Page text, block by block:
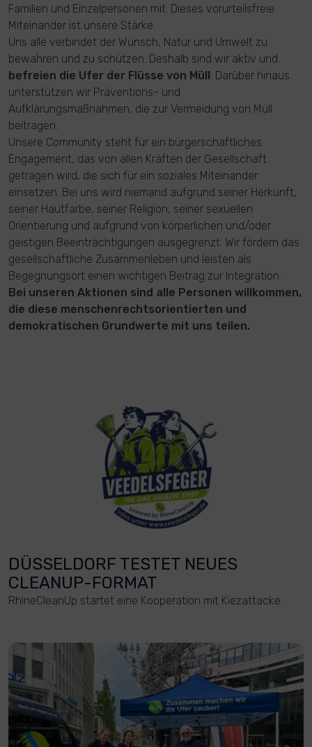
Familien und Einzelpersonen mit. Dieses vorurteilsfreie
Miteinander ist unsere Stärke.
Uns alle verbindet der Wunsch, Natur und Umwelt zu
bewahren und zu schützen. Deshalb sind wir aktiv und
befreien die Ufer der Flüsse von Müll. Darüber hinaus
unterstützen wir Präventions- und
Aufklärungsmaßnahmen, die zur Vermeidung von Müll
beitragen.
Unsere Community steht für ein bürgerschaftliches
Engagement, das von allen Kräften der Gesellschaft
getragen wird, die sich für ein soziales Miteinander
einsetzen. Bei uns wird niemand aufgrund seiner Herkunft,
seiner Hautfarbe, seiner Religion, seiner sexuellen
Orientierung und aufgrund von körperlichen und/oder
geistigen Beeinträchtigungen ausgegrenzt. Wir fördern das
gesellschaftliche Zusammenleben und leisten als
Begegnungsort einen wichtigen Beitrag zur Integration.
Bei unseren Aktionen sind alle Personen willkommen,
die diese menschenrechtsorientierten und
demokratischen Grundwerte mit uns teilen.
DÜSSELDORF TESTET NEUES
CLEANUP-FORMAT
RhineCleanUp startet eine Kooperation mit Kiezattacke.